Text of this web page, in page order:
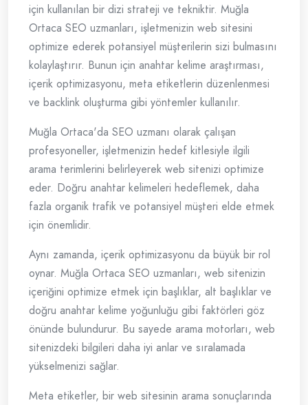
için kullanılan bir dizi strateji ve tekniktir. Muğla
Ortaca SEO uzmanları, işletmenizin web sitesini
optimize ederek potansiyel müşterilerin sizi bulmasını
kolaylaştırır. Bunun için anahtar kelime araştırması,
içerik optimizasyonu, meta etiketlerin düzenlenmesi
ve backlink oluşturma gibi yöntemler kullanılır.
Muğla Ortaca'da SEO uzmanı olarak çalışan
profesyoneller, işletmenizin hedef kitlesiyle ilgili
arama terimlerini belirleyerek web sitenizi optimize
eder. Doğru anahtar kelimeleri hedeflemek, daha
fazla organik trafik ve potansiyel müşteri elde etmek
için önemlidir.
Aynı zamanda, içerik optimizasyonu da büyük bir rol
oynar. Muğla Ortaca SEO uzmanları, web sitenizin
içeriğini optimize etmek için başlıklar, alt başlıklar ve
doğru anahtar kelime yoğunluğu gibi faktörleri göz
önünde bulundurur. Bu sayede arama motorları, web
sitenizdeki bilgileri daha iyi anlar ve sıralamada
yükselmenizi sağlar.
Meta etiketler, bir web sitesinin arama sonuçlarında